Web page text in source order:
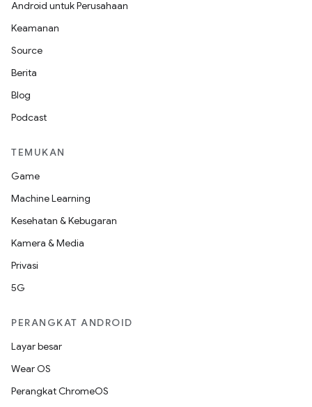
Android untuk Perusahaan
Keamanan
Source
Berita
Blog
Podcast
TEMUKAN
Game
Machine Learning
Kesehatan & Kebugaran
Kamera & Media
Privasi
5G
PERANGKAT ANDROID
Layar besar
Wear OS
Perangkat ChromeOS